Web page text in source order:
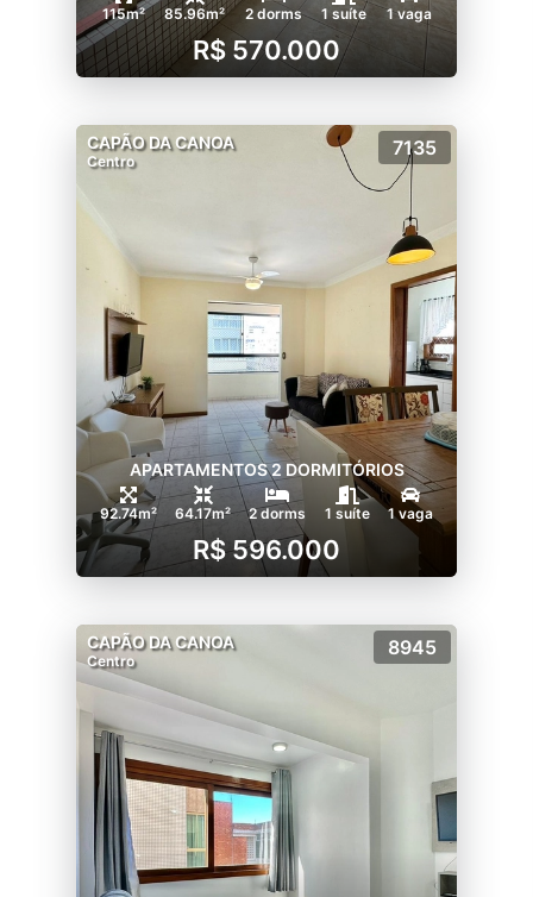
115m² 85.96m² 2 dorms 1 suíte 1 vaga
R$ 570.000
CAPÃO DA CANOA
Centro
7135
APARTAMENTOS 2 DORMITÓRIOS
92.74m² 64.17m² 2 dorms 1 suíte 1 vaga
R$ 596.000
CAPÃO DA CANOA
Centro
8945